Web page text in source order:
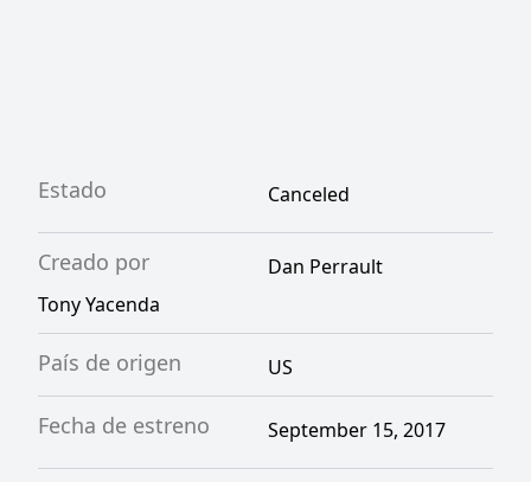
Estado Canceled
Creado por
Dan Perrault
Tony Yacenda
País de origen US
Fecha de estreno September 15, 2017